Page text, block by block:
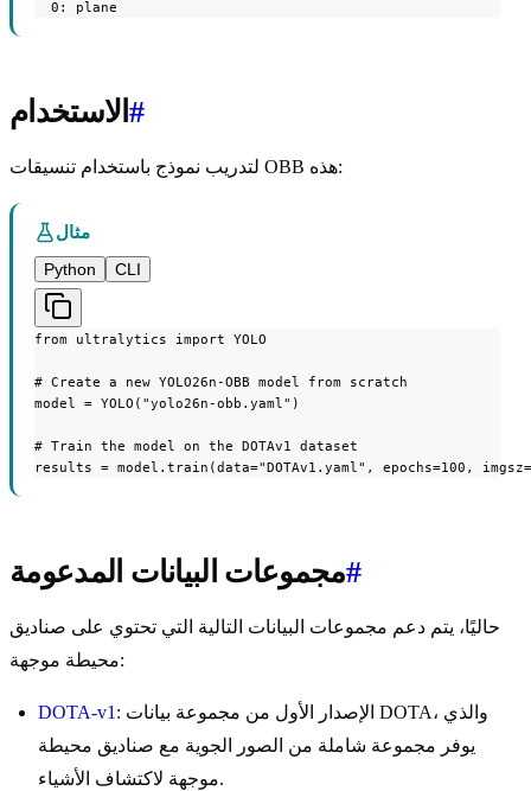
  0: plane
الاستخدام #
لتدريب نموذج باستخدام تنسيقات OBB هذه:
مثال
Python
CLI
from ultralytics import YOLO
# Create a new YOLO26n-OBB model from scratch
model = YOLO("yolo26n-obb.yaml")
# Train the model on the DOTAv1 dataset
results = model.train(data="DOTAv1.yaml", epochs=100,
مجموعات البيانات المدعومة#
حاليًا، يتم دعم مجموعات البيانات التالية التي تحتوي على صناديق
محيطة موجهة:
DOTA-v1 : الإصدار الأول من مجموعة بيانات DOTA، والذي
يوفر مجموعة شاملة من الصور الجوية مع صناديق محيطة
موجهة لاكتشاف الأشياء.